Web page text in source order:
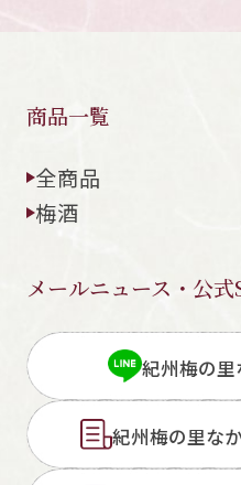
商品一覧
全商品
梅酒
メールニュース・公式
紀州梅の里
紀州梅の里な